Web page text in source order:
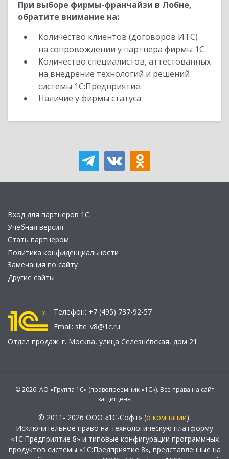
При выборе фирмы-франчайзи в Лобне,
обратите внимание на:
Количество клиентов (договоров ИТС)
на сопровождении у партнера фирмы 1С.
Количество специалистов, аттестованных
на внедрение технологий и решений
системы 1С:Предприятие.
Наличие у фирмы статуса
Вход для партнеров 1С
Учебная версия
Стать партнером
Политика конфиденциальности
Замечания по сайту
Другие сайты
Телефон: +7 (495) 737-92-57
Email: site_v8@1c.ru
Отдел продаж: г. Москва, улица Селезнёвская, дом 21
© 2026 АО «Группа 1С» (правопреемник «1С»). Все права на сайт
защищены
© 2011- 2026 ООО «1С-Софт» (о компании).
Исключительное право на технологическую платформу
«1С:Предприятие 8» и типовые конфигурации программных
продуктов системы «1С:Предприятие 8», представленные на